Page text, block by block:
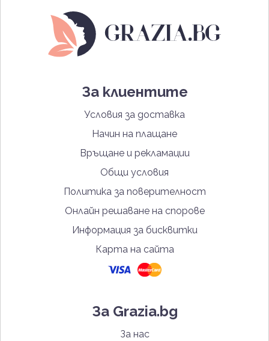
За клиентите
Условия за доставка
Начин на плащане
Връщане и рекламации
Общи условия
Политика за поверителност
Онлайн решаване на спорове
Информация за бисквитки
Карта на сайта
За Grazia.bg
За нас